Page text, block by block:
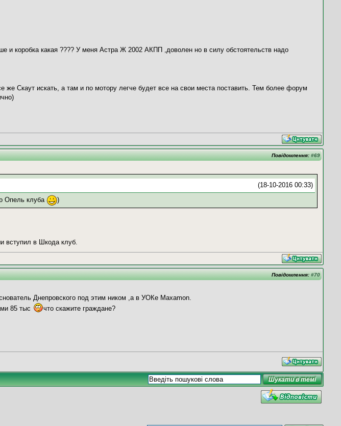
и коробка какая ???? У меня Астра Ж 2002 АКПП ,доволен но в силу обстоятельств надо
Скаут искать, а там и по мотору легче будет все на свои места поставить. Тем более форум
Повідомлення: #69
(18-10-2016 00:33)
Опель клуба
)
вступил в Шкода клуб.
Повідомлення: #70
Днепровского под этим ником ,а в УОКе Махamon.
85 тыс
что скажите граждане?